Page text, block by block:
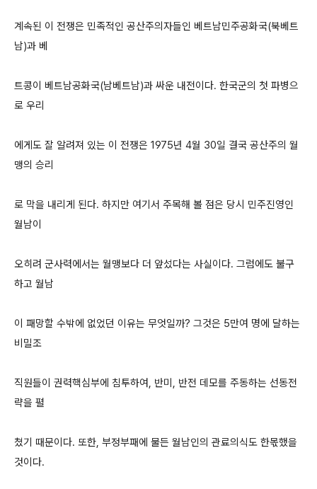
계속된 이 전쟁은 민족적인 공산주의자들인 베트남민주공화국(북베트
남)과 베
트콩이 베트남공화국(남베트남)과 싸운 내전이다. 한국군의 첫 파병으
로 우리
에게도 잘 알려져 있는 이 전쟁은 1975년 4월 30일 결국 공산주의 월
맹의 승리
로 막을 내리게 된다. 하지만 여기서 주목해 볼 점은 당시 민주진영인
월남이
오히려 군사력에서는 월맹보다 더 앞섰다는 사실이다. 그럼에도 불구
하고 월남
이 패망할 수밖에 없었던 이유는 무엇일까? 그것은 5만여 명에 달하는
비밀조
직원들이 권력핵심부에 침투하여, 반미, 반전 데모를 주동하는 선동전
략을 펼
쳤기 때문이다. 또한, 부정부패에 물든 월남인의 관료의식도 한몫했을
것이다.